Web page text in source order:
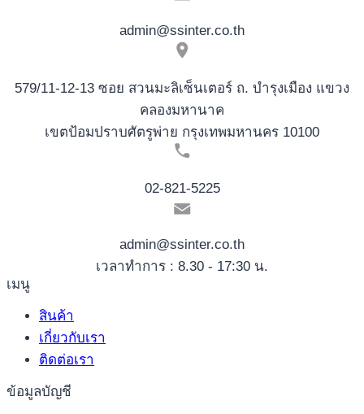
admin@ssinter.co.th
579/11-12-13 ซอย สวนมะลิเซ็นเตอร์ ถ. บำรุงเมือง แขวง
คลองมหานาค
เขตป้อมปราบศัตรูพ่าย กรุงเทพมหานคร 10100
02-821-5225
admin@ssinter.co.th
เวลาทำการ : 8.30 - 17:30 น.
เมนู
สินค้า
เกี่ยวกับเรา
ติดต่อเรา
ข้อมูลบัญชี